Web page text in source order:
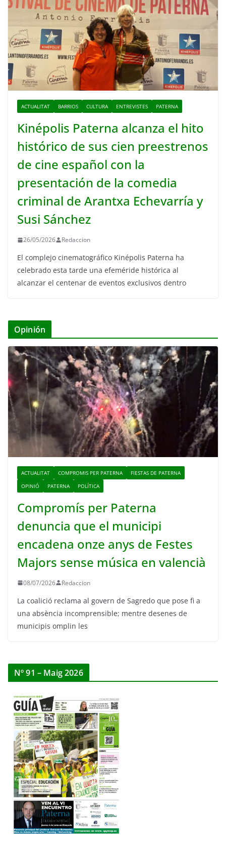
ACTUALITAT BARRIOS CULTURA ENTREVISTES PATERNA
Kinépolis Paterna alcanza el hito
histórico de sus cien preestrenos
de cine español con la
presentación de la comedia
criminal de Arantxa Echevarría y
Susi Sánchez
26/05/2026 Redaccion
El complejo cinematográfico Kinépolis Paterna ha
celebrado esta tarde una efeméride histórica al
alcanzar el centenar de eventos exclusivos dentro
Opinión
ACTUALITAT COMPROMIS PER PATERNA
FIESTAS DE PATERNA
OPINIÓ
PATERNA POLÍTICA
Compromís per Paterna
denuncia que el municipi
encadena onze anys de Festes
Majors sense música en valencià
08/07/2026 Redaccion
La coalició reclama al govern de Sagredo que pose fi a
una absència incomprensible; mentre desenes de
municipis omplin les
Nº 91 – Maig 2026